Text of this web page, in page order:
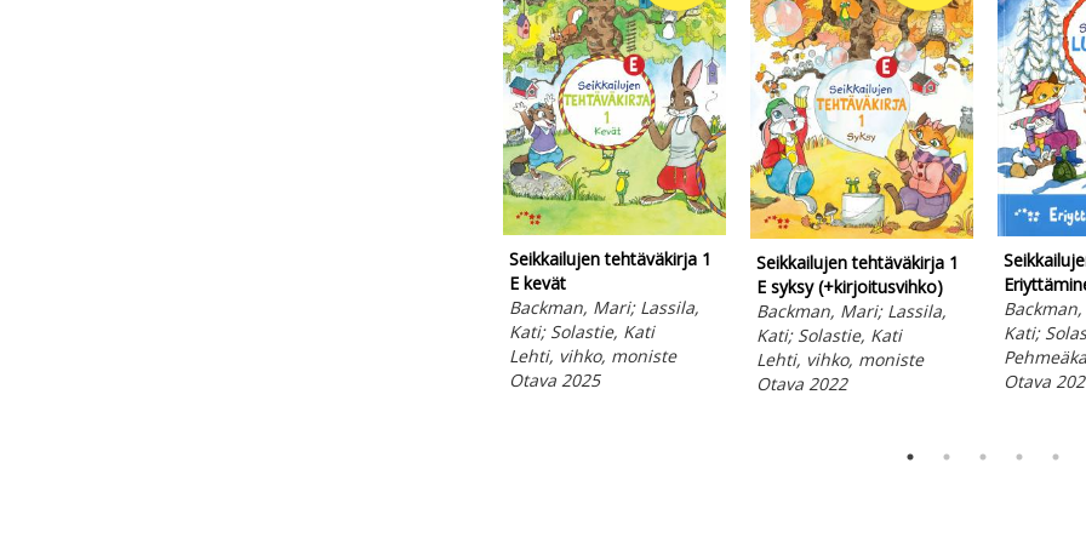
Seikkailujen tehtäväkirja 1
E kevät
Backman, Mari; Lassila,
Kati; Solastie, Kati
Lehti, vihko, moniste
Otava 2025
Seikkailujen tehtäväkirja 1
E syksy (+kirjoitusvihko)
Backman, Mari; Lassila,
Kati; Solastie, Kati
Lehti, vihko, moniste
Otava 2022
Kati;
Otava